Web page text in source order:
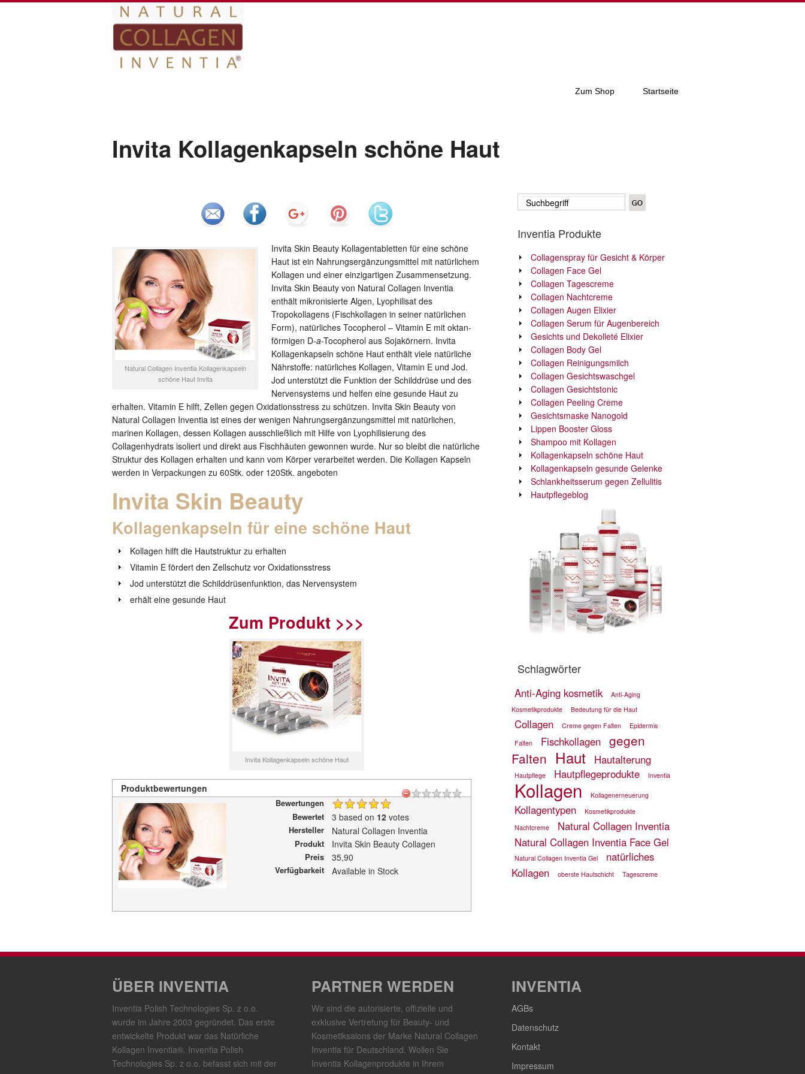
Zum Shop Startseite
Invita Kollagenkapseln schöne Haut
Natural Collagen Inventia Kollagenkapseln
schöne Haut Invita
Invita Skin Beauty Kollagentabletten für eine schöne
Haut ist ein Nahrungsergänzungsmittel mit natürlichem
Kollagen und einer einzigartigen Zusammensetzung.
Invita Skin Beauty von Natural Collagen Inventia
enthält mikronisierte Algen, Lyophilisat des
Tropokollagens (Fischkollagen in seiner natürlichen
Form), natürliches Tocopherol – Vitamin E mit oktan-
förmigen D-a-Tocopherol aus Sojakörnern. Invita
Kollagenkapseln schöne Haut enthält viele natürliche
Nährstoffe: natürliches Kollagen, Vitamin E und Jod.
Jod unterstützt die Funktion der Schilddrüse und des
Nervensystems und helfen eine gesunde Haut zu
erhalten. Vitamin E hilft, Zellen gegen Oxidationsstress zu schützen. Invita Skin Beauty von
Natural Collagen Inventia ist eines der wenigen Nahrungsergänzungsmittel mit natürlichen,
marinen Kollagen, dessen Kollagen ausschließlich mit Hilfe von Lyophilisierung des
Collagenhydrats isoliert und direkt aus Fischhäuten gewonnen wurde. Nur so bleibt die natürliche
Struktur des Kollagen erhalten und kann vom Körper verarbeitet werden. Die Kollagen Kapseln
werden in Verpackungen zu 60Stk. oder 120Stk. angeboten
Invita Skin Beauty
Kollagenkapseln für eine schöne Haut
Kollagen hilft die Hautstruktur zu erhalten
Vitamin E fördert den Zellschutz vor Oxidationsstress
Jod unterstützt die Schilddrüsenfunktion, das Nervensystem
erhält eine gesunde Haut
Zum Produkt >>>
Invita Kollagenkapseln schöne Haut
Produktbewertungen
Bewertungen
Bewertet
3 based on 12 votes
Hersteller Natural Collagen Inventia
Produkt Invita Skin Beauty Collagen
Preis 35,90
Verfügbarkeit Available in Stock
Inventia Produkte
Collagenspray für Gesicht & Körper
Collagen Face Gel
Collagen Tagescreme
Collagen Nachtcreme
Collagen Augen Elixier
Collagen Serum für Augenbereich
Gesichts und Dekolleté Elixier
Collagen Body Gel
Collagen Reinigungsmilch
Collagen Gesichtswaschgel
Collagen Gesichtstonic
Collagen Peeling Creme
Gesichtsmaske Nanogold
Lippen Booster Gloss
Shampoo mit Kollagen
Kollagenkapseln schöne Haut
Kollagenkapseln gesunde Gelenke
Schlankheitsserum gegen Zellulitis
Hautpflegeblog
Schlagwörter
Anti-Aging kosmetik
Anti-Aging
Kosmetikprodukte
Bedeutung für die Haut
Collagen Creme gegen Falten
Epidermis
Falten
Fischkollagen gegen
Falten Haut Hautalterung
Hautpflege Hautpflegeprodukte Inventia
Kollagen Kollagenerneuerung
Kollagentypen
Kosmetikprodukte
Nachtcreme
Natural Collagen Inventia
Natural Collagen Inventia Face Gel
Natural Collagen Inventia Gel
natürliches
Kollagen
oberste Hautschicht Tagescreme
ÜBER INVENTIA
Inventia Polish Technologies Sp. z o.o.
wurde im Jahre 2003 gegründet. Das erste
entwickelte Produkt war das Natürliche
Kollagen Inventia®. Inventia Polish
Technologies Sp. z o.o. befasst sich mit der
PARTNER WERDEN
Wir sind die autorisierte, offizielle und
exklusive Vertretung für Beauty- und
Kosmetiksalons der Marke Natural Collagen
Inventia für Deutschland. Wollen Sie
Inventia Kollagenprodukte in Ihrem
INVENTIA
AGBs
Datenschutz
Kontakt
Impressum